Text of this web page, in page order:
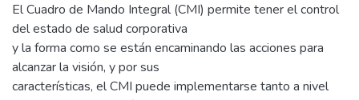
El Cuadro de Mando Integral (CMI) permite tener el control
del estado de salud corporativa
y la forma como se están encaminando las acciones para
alcanzar la visión, y por sus
características, el CMI puede implementarse tanto a nivel